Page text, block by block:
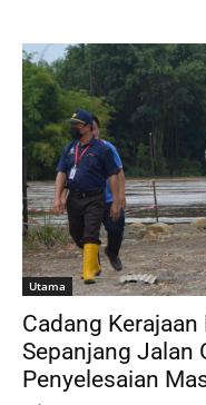
Utama
Cadang
Sepanjang Jalan
Penyelesaian